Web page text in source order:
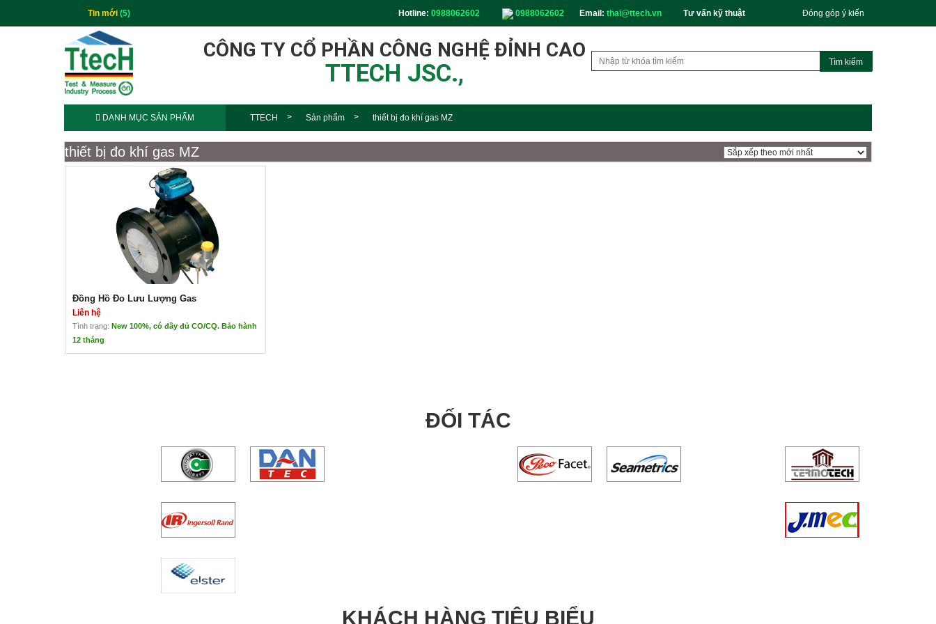
Tin mới (5) Hotline: 0988062602 0988062602 Email: thai@ttech.vn Tư vấn kỹ thuật Đóng góp ý kiến
CÔNG TY CỔ PHẦN CÔNG NGHỆ ĐỈNH CAO
TTECH JSC.,
DANH MỤC SẢN PHẨM TTECH Sản phẩm thiết bị đo khí gas MZ
thiết bị đo khí gas MZ
Đồng Hồ Đo Lưu Lượng Gas
Liên hệ
Tình trạng: New 100%, có đầy đủ CO/CQ. Bảo hành
12 tháng
Bảo quản: -40 đến +70 độ C
Ứng dụng: Đo lưu lượng khí loại turbin cánh gạt
Môi chất: khí thiên nhiên, các loại khí qua lọc không ăn mòn
Nguyên lý đo: Đo lưu lượng khí loại theo nguyên lý cánh quay turbin
Ứng dụng: sử dụng để đo các dòng có lưu lượng thấp, trung bình và cao.
ĐỐI TÁC
KHÁCH HÀNG TIÊU BIỂU